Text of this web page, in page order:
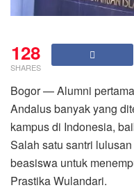
128
SHARES
Bogor — Alumni
Andalus banyak yang
kampus di Indonesia,
Salah satu santri
beasiswa untuk
Prastika Wulandari.